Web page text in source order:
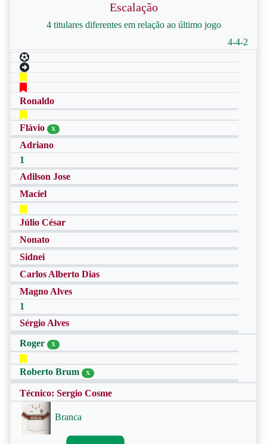
Escalação
4 titulares diferentes em relação ao último jogo
4-4-2
Ronaldo
Flávio X
Adriano
1
Adilson Jose
Maciel
Júlio César
Nonato
Sidnei
Carlos Alberto Dias
Magno Alves
1
Sérgio Alves
Roger
X
Roberto Brum X
Técnico: Sergio Cosme
Branca